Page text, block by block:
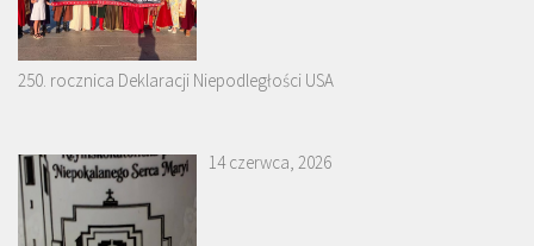
250. rocznica Deklaracji Niepodległości USA
14 czerwca, 2026